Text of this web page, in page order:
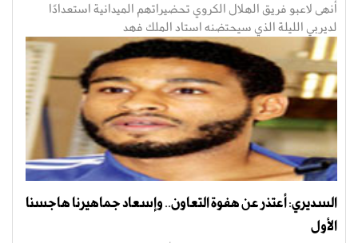
أنهى لاعبو فريق الهلال الكروي تحضيراتهم الميدانية استعدادًا
لديربي الليلة الذي سيحتضنه استاد الملك فهد
السديري: أعتذر عن هفوة التعاون.. وإسعاد جماهيرنا هاجسنا
الأول